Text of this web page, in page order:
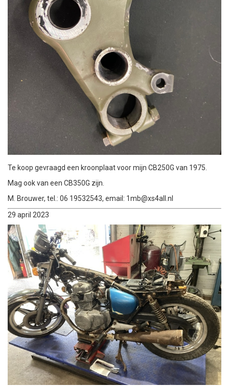
Te koop gevraagd een kroonplaat voor mijn CB250G van 1975.
Mag ook van een CB350G zijn.
M. Brouwer, tel.: 06 19532543, email: 1mb@xs4all.nl
29 april 2023